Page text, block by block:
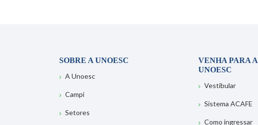
SOBRE A UNOESC
A Unoesc
Campi
Setores
VENHA PARA A
UNOESC
Vestibular
Sistema ACAFE
Como ingressar